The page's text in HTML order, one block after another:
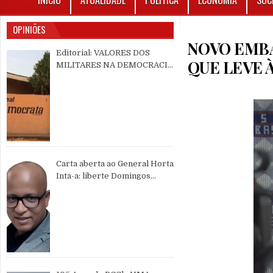
NOVO
QUE LEVE
OPINIÕES
Editorial: VALORES DOS
MILITARES NA DEMOCRACIA
Carta aberta ao General Horta
Inta-a: liberte Domingos